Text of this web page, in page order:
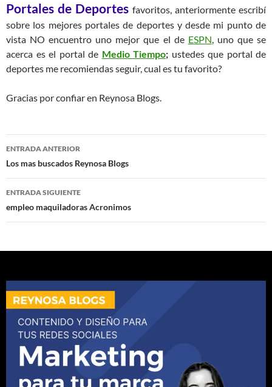
Portales de Deportes favoritos, anteriormente escribí
sobre los mejores portales de deportes y desde mi punto de
vista NO encuentro uno mejor que el de ESPN, uno que se
acerca es el portal de Medio Tiempo; ustedes que portal de
deportes me recomiendas seguir, cual es tu favorito?
Gracias por confiar en Reynosa Blogs.
Navegación
de
entradas
ENTRADA ANTERIOR
Los mas buscados Reynosa Blogs
ENTRADA SIGUIENTE
empleo maquiladoras Acronimos